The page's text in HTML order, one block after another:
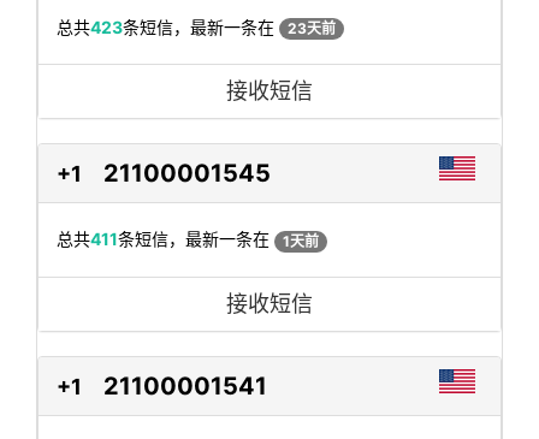
总共423条短信，最新一条在 23天前
接收短信
+1 21100001545
总共411条短信，最新一条在 1天前
接收短信
+1 21100001541